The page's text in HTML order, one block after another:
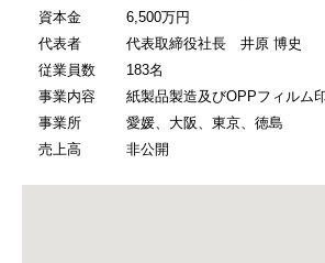
資本金
6,500万円
代表者
代表取締役社長 井原 博史
従業員数
183名
事業内容
紙製品製造及びOPPフィルム
事業所
愛媛、大阪、東京、徳島
売上高
非公開